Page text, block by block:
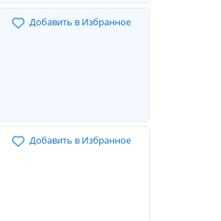
Добавить в Избранное
Добавить в Избранное